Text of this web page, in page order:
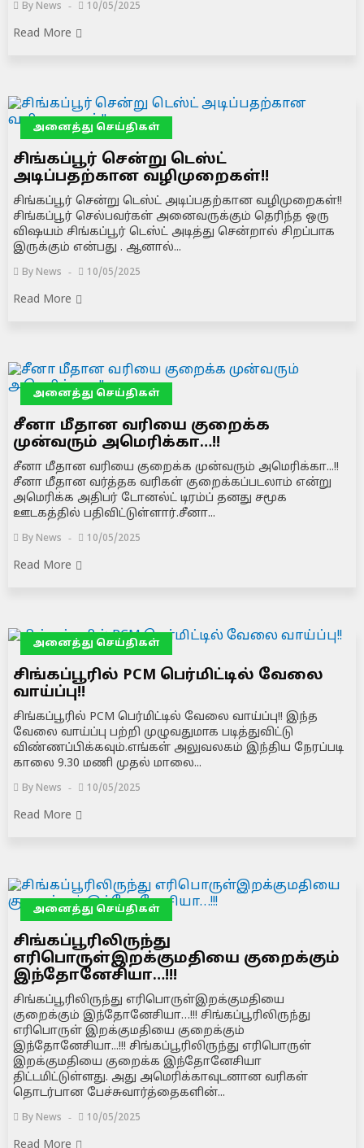
By News 10/05/2025
Read More
அனைத்து செய்திகள்
சிங்கப்பூர் சென்று டெஸ்ட்
அடிப்பதற்கான வழிமுறைகள்!!
சிங்கப்பூர் சென்று டெஸ்ட் அடிப்பதற்கான வழிமுறைகள்!!
சிங்கப்பூர் செல்பவர்கள் அனைவருக்கும் தெரிந்த ஒரு
விஷயம் சிங்கப்பூர் டெஸ்ட் அடித்து சென்றால் சிறப்பாக
இருக்கும் என்பது . ஆனால்...
By News 10/05/2025
Read More
அனைத்து செய்திகள்
சீனா மீதான வரியை குறைக்க
முன்வரும் அமெரிக்கா…!!
சீனா மீதான வரியை குறைக்க முன்வரும் அமெரிக்கா...!!
சீனா மீதான வர்த்தக வரிகள் குறைக்கப்படலாம் என்று
அமெரிக்க அதிபர் டோனல்ட் டிரம்ப் தனது சமூக
ஊடகத்தில் பதிவிட்டுள்ளார்.சீனா...
By News 10/05/2025
Read More
அனைத்து செய்திகள்
சிங்கப்பூரில் PCM பெர்மிட்டில் வேலை
வாய்ப்பு!!
சிங்கப்பூரில் PCM பெர்மிட்டில் வேலை வாய்ப்பு!! இந்த
வேலை வாய்ப்பு பற்றி முழுவதுமாக படித்துவிட்டு
விண்ணப்பிக்கவும்.எங்கள் அலுவலகம் இந்திய நேரப்படி
காலை 9.30 மணி முதல் மாலை...
By News 10/05/2025
Read More
அனைத்து செய்திகள்
சிங்கப்பூரிலிருந்து
எரிபொருள்இறக்குமதியை குறைக்கும்
இந்தோனேசியா…!!!
சிங்கப்பூரிலிருந்து எரிபொருள்இறக்குமதியை
குறைக்கும் இந்தோனேசியா…!!! சிங்கப்பூரிலிருந்து
எரிபொருள் இறக்குமதியை குறைக்கும்
இந்தோனேசியா...!!! சிங்கப்பூரிலிருந்து எரிபொருள்
இறக்குமதியை குறைக்க இந்தோனேசியா
திட்டமிட்டுள்ளது. அது அமெரிக்காவுடனான வரிகள்
தொடர்பான பேச்சுவார்த்தைகளின்...
By News 10/05/2025